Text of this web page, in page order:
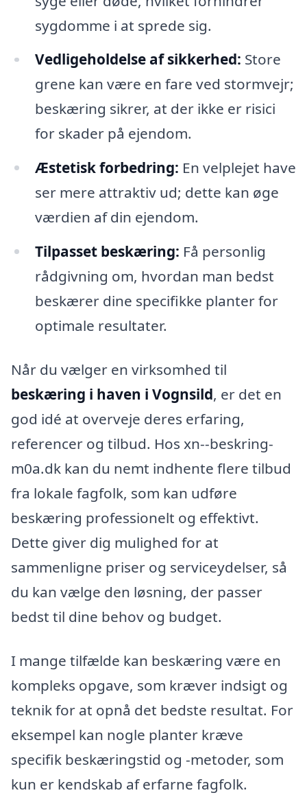
sygdomme i at sprede sig.
Vedligeholdelse af sikkerhed: Store
grene kan være en fare ved stormvejr;
beskæring sikrer, at der ikke er risici
for skader på ejendom.
Æstetisk forbedring: En velplejet have
ser mere attraktiv ud; dette kan øge
værdien af din ejendom.
Tilpasset beskæring: Få personlig
rådgivning om, hvordan man bedst
beskærer dine specifikke planter for
optimale resultater.
Når du vælger en virksomhed til
beskæring i haven i Vognsild, er det en
god idé at overveje deres erfaring,
referencer og tilbud. Hos xn--beskring-
m0a.dk kan du nemt indhente flere tilbud
fra lokale fagfolk, som kan udføre
beskæring professionelt og effektivt.
Dette giver dig mulighed for at
sammenligne priser og serviceydelser, så
du kan vælge den løsning, der passer
bedst til dine behov og budget.
I mange tilfælde kan beskæring være en
kompleks opgave, som kræver indsigt og
teknik for at opnå det bedste resultat. For
eksempel kan nogle planter kræve
specifik beskæringstid og -metoder, som
kun er kendskab af erfarne fagfolk.